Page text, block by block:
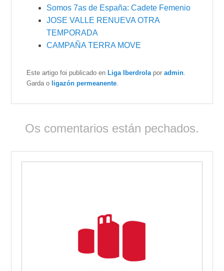
Somos 7as de España: Cadete Femenio
JOSE VALLE RENUEVA OTRA
TEMPORADA
CAMPAÑA TERRA MOVE
Este artigo foi publicado enLiga Iberdrola poradmin
Garda o ligazón permeanente
Os comentarios están pechados.